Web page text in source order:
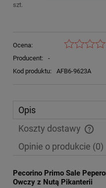
szt.
Ocena:
Producent:
-
Kod produktu:
AFB6-9623A
Opis
Koszty dostawy
Cena nie zawiera
Opinie o produkcie (0)
Pecorino Primo Sale
Owczy z Nutą Pikanterii